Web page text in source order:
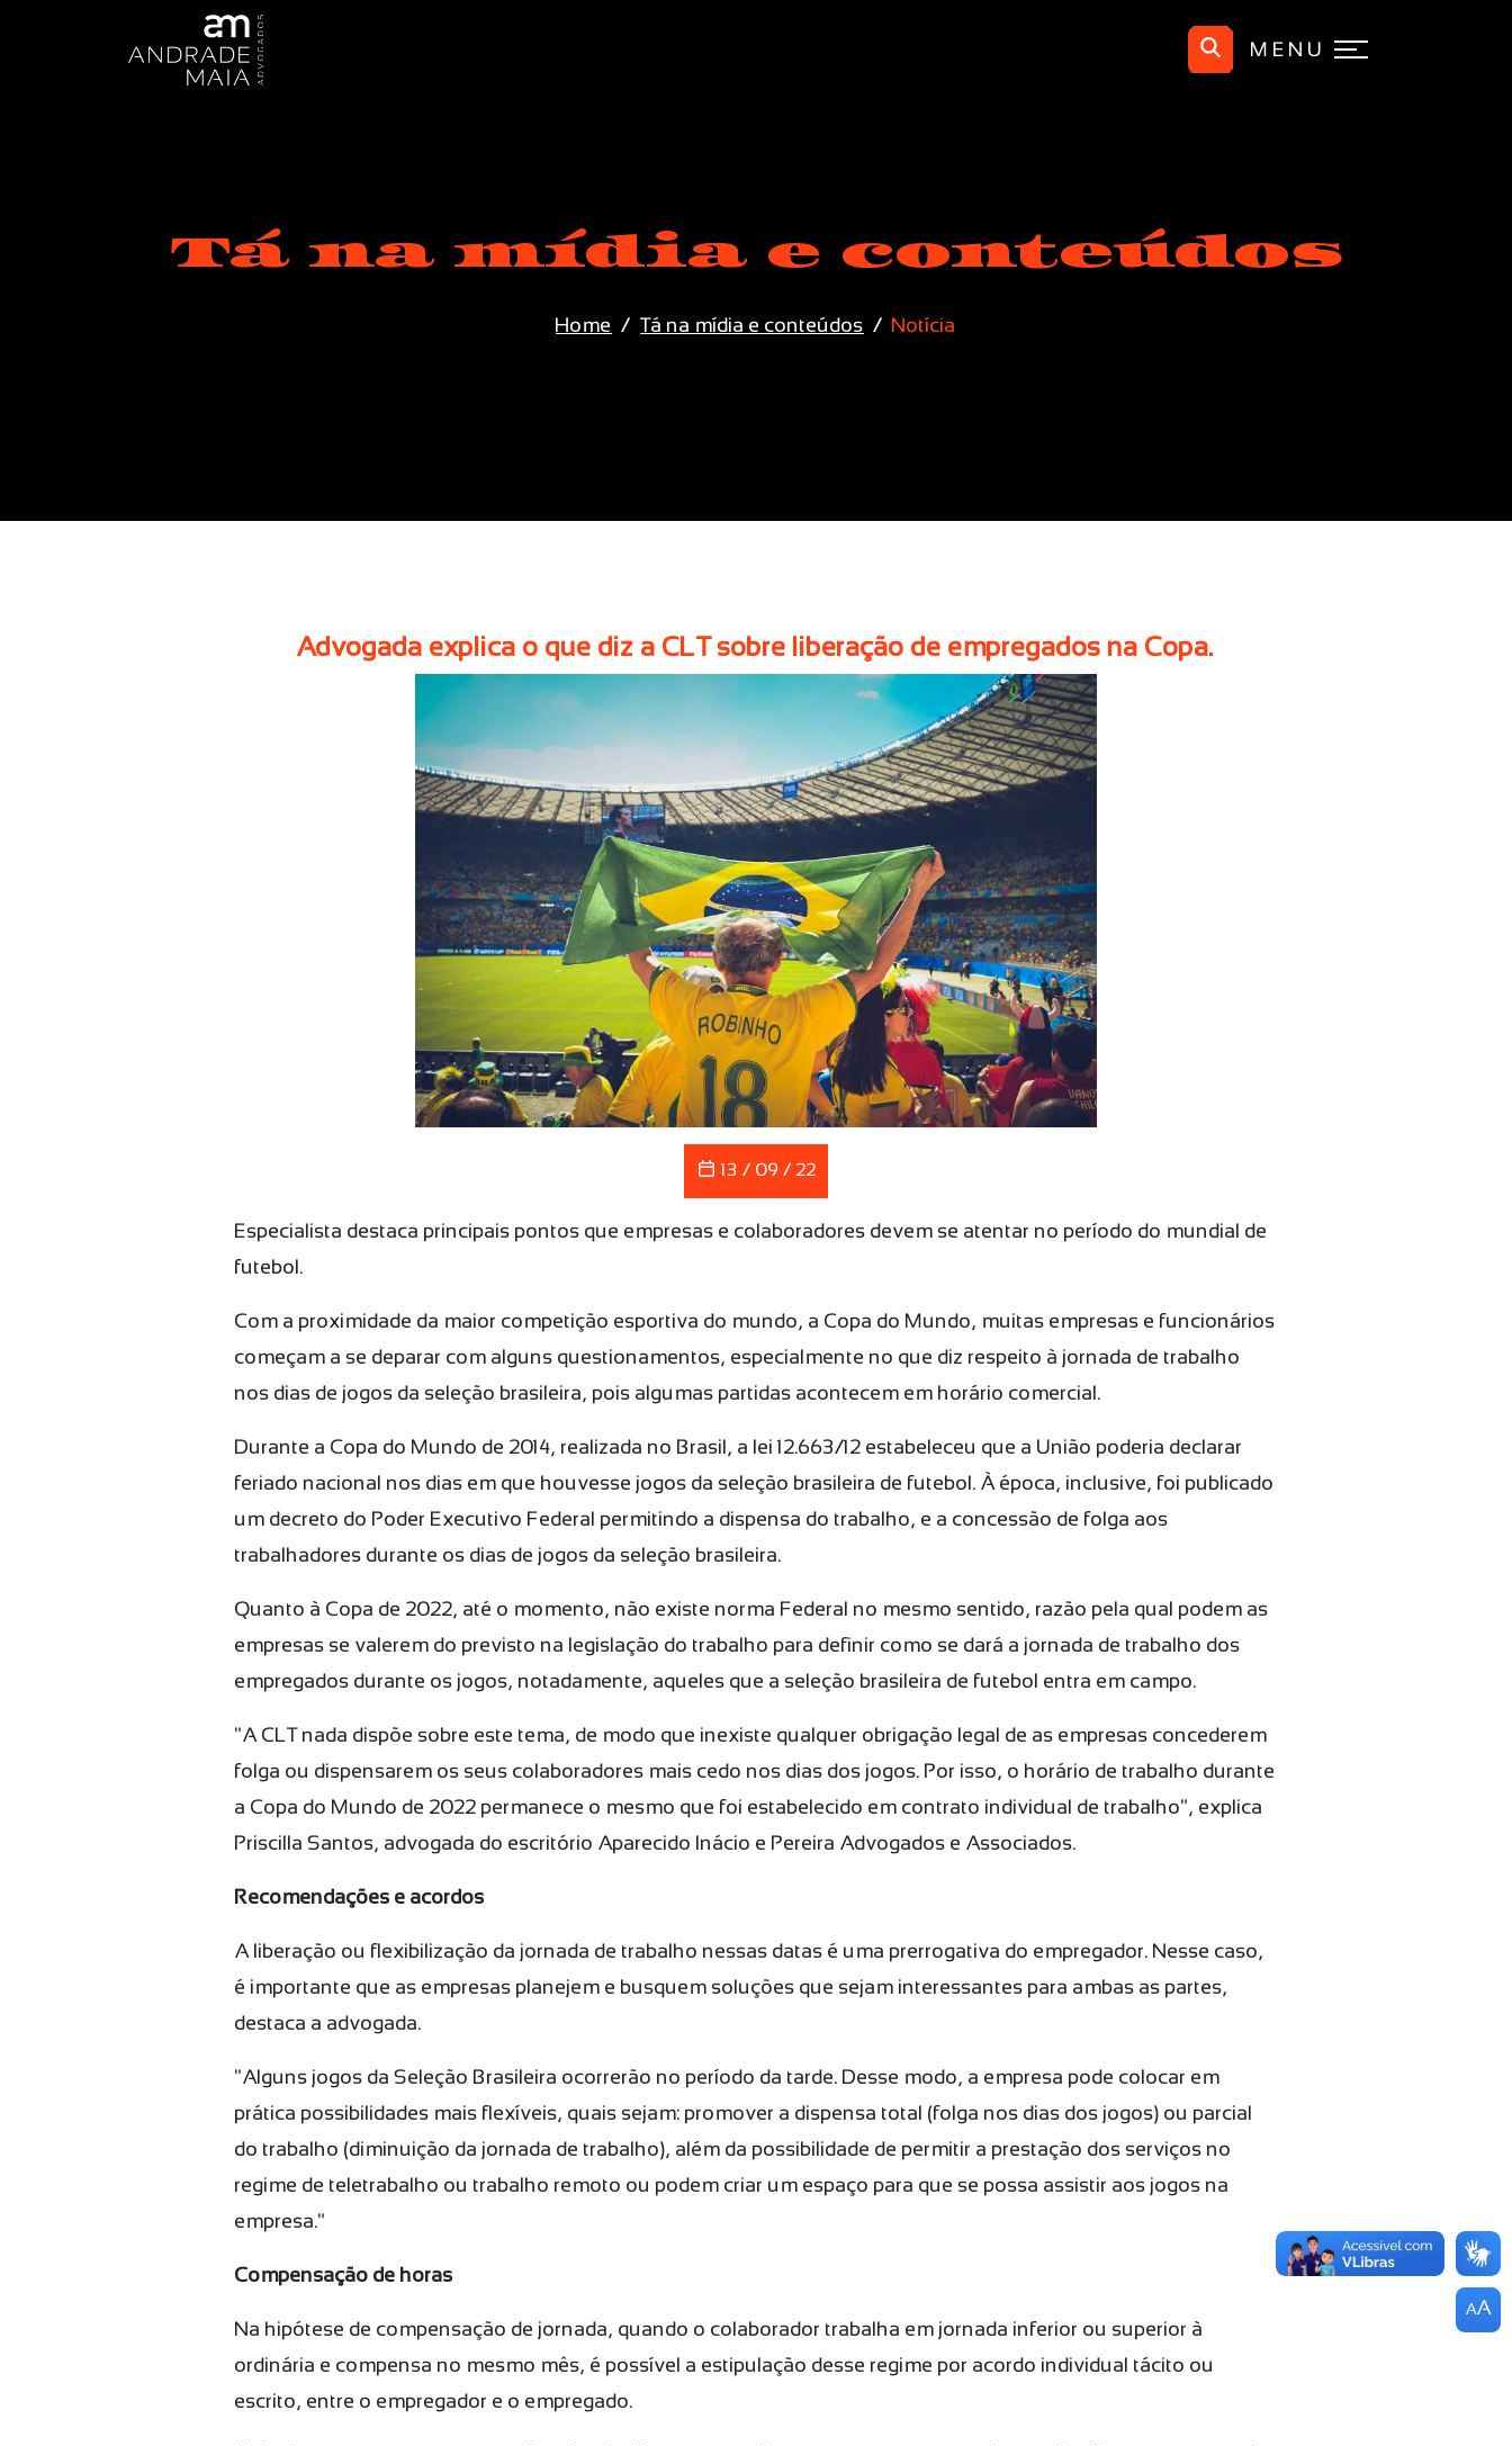
AA
MENU
Tá na mídia e conteúdos
Home Tá na mídia e conteúdos Notícia
Advogada explica o que diz a CLT sobre liberação de empregados na Copa.
13 / 09 / 22
Especialista destaca principais pontos que empresas e colaboradores devem se atentar no período do mundial de
futebol.
Com a proximidade da maior competição esportiva do mundo, a Copa do Mundo, muitas empresas e funcionários
começam a se deparar com alguns questionamentos, especialmente no que diz respeito à jornada de trabalho
nos dias de jogos da seleção brasileira, pois algumas partidas acontecem em horário comercial.
Durante a Copa do Mundo de 2014, realizada no Brasil, a lei 12.663/12 estabeleceu que a União poderia declarar
feriado nacional nos dias em que houvesse jogos da seleção brasileira de futebol. À época, inclusive, foi publicado
um decreto do Poder Executivo Federal permitindo a dispensa do trabalho, e a concessão de folga aos
trabalhadores durante os dias de jogos da seleção brasileira.
Quanto à Copa de 2022, até o momento, não existe norma Federal no mesmo sentido, razão pela qual podem as
empresas se valerem do previsto na legislação do trabalho para definir como se dará a jornada de trabalho dos
empregados durante os jogos, notadamente, aqueles que a seleção brasileira de futebol entra em campo.
"A CLT nada dispõe sobre este tema, de modo que inexiste qualquer obrigação legal de as empresas concederem
folga ou dispensarem os seus colaboradores mais cedo nos dias dos jogos. Por isso, o horário de trabalho durante
a Copa do Mundo de 2022 permanece o mesmo que foi estabelecido em contrato individual de trabalho", explica
Priscilla Santos, advogada do escritório Aparecido Inácio e Pereira Advogados e Associados.
Recomendações e acordos
A liberação ou flexibilização da jornada de trabalho nessas datas é uma prerrogativa do empregador. Nesse caso,
é importante que as empresas planejem e busquem soluções que sejam interessantes para ambas as partes,
destaca a advogada.
"Alguns jogos da Seleção Brasileira ocorrerão no período da tarde. Desse modo, a empresa pode colocar em
prática possibilidades mais flexíveis, quais sejam: promover a dispensa total (folga nos dias dos jogos) ou parcial
do trabalho (diminuição da jornada de trabalho), além da possibilidade de permitir a prestação dos serviços no
regime de teletrabalho ou trabalho remoto ou podem criar um espaço para que se possa assistir aos jogos na
empresa."
Compensação de horas
Na hipótese de compensação de jornada, quando o colaborador trabalha em jornada inferior ou superior à
ordinária e compensa no mesmo mês, é possível a estipulação desse regime por acordo individual tácito ou
escrito, entre o empregador e o empregado.